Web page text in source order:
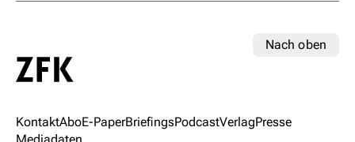
Nach oben
KontaktAboE-PaperBriefingsPodcastVerlagPresse